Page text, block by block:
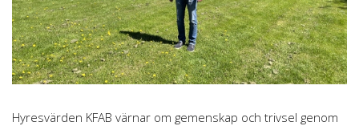
Hyresvärden KFAB värnar om gemenskap och trivsel genom